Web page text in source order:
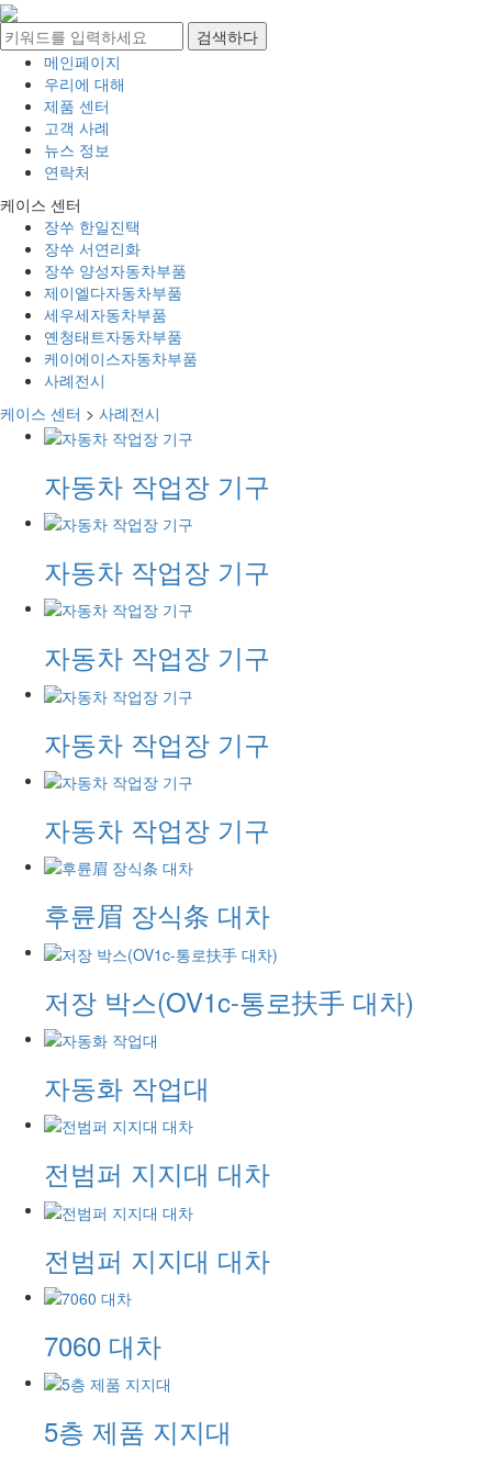
메인페이지
우리에 대해
제품 센터
고객 사례
뉴스 정보
연락처
케이스 센터
장쑤 한일진택
장쑤 서연리화
장쑤 양성자동차부품
제이엘다자동차부품
세우세자동차부품
옌청태트자동차부품
케이에이스자동차부품
사례전시
케이스 센터 > 사례전시
자동차 작업장 기구
자동차 작업장 기구
자동차 작업장 기구
자동차 작업장 기구
자동차 작업장 기구
후륜眉 장식条 대차
저장 박스(OV1c-통로扶手 대차)
자동화 작업대
전범퍼 지지대 대차
전범퍼 지지대 대차
7060 대차
5층 제품 지지대